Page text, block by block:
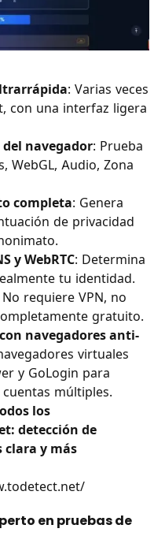
: Varias veces
con una interfaz ligera
navegador: Prueba
WebGL, Audio, Zona
completa: Genera
de privacidad
y WebRTC: Determina
tu identidad.
No requiere VPN, no
gratuito.
navegadores anti-
virtuales
y GoLogin para
múltiples.
los
detección de
clara y más
en pruebas de